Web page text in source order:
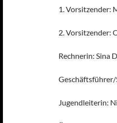
1. Vorsitzender:
2. Vorsitzender:
Rechnerin: Sina
Jugendleiterin: